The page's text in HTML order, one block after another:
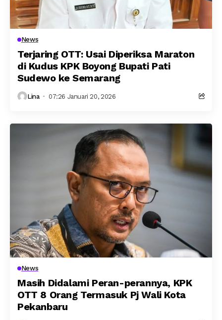
News
Terjaring OTT: Usai Diperiksa Maraton
di Kudus KPK Boyong Bupati Pati
Sudewo ke Semarang
Lina 07:26 Januari 20, 2026
News
Masih Didalami Peran-perannya, KPK
OTT 8 Orang Termasuk Pj Wali Kota
Pekanbaru